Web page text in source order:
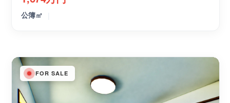
公簿㎡
FOR SALE